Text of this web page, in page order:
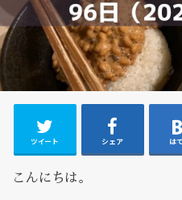
ツイート シェア は
こんにちは。